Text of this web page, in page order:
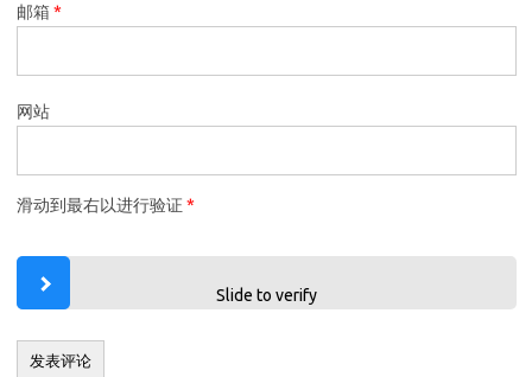
邮箱*
网站
滑动到最右以进行验证 *
Slide to verify